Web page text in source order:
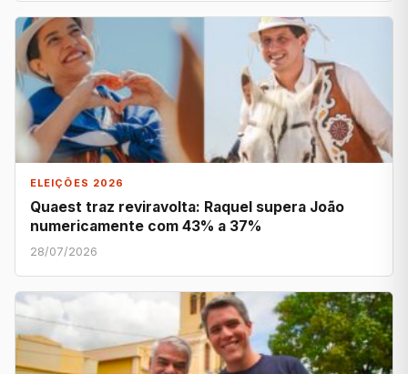
ELEIÇÕES 2026
Quaest traz reviravolta: Raquel supera João
numericamente com 43% a 37%
28/07/2026